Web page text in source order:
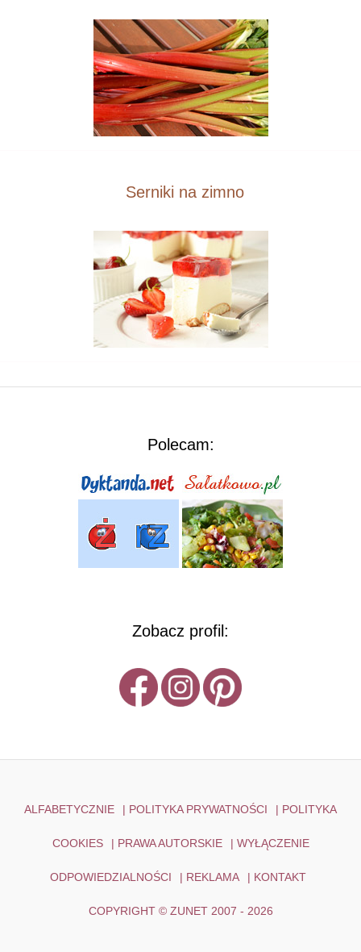
Serniki na zimno
Polecam:
Zobacz profil:
ALFABETYCZNIE | POLITYKA PRYWATNOŚCI | POLITYKA
COOKIES | PRAWA AUTORSKIE | WYŁĄCZENIE
ODPOWIEDZIALNOŚCI | REKLAMA | KONTAKT
COPYRIGHT © ZUNET 2007 - 2026